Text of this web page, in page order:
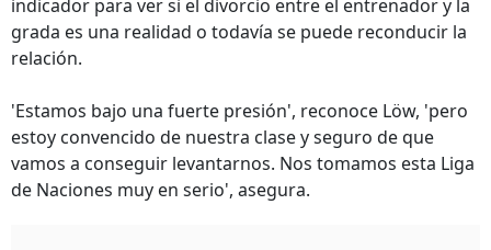
indicador para ver si el divorcio entre el entrenador y la
grada es una realidad o todavía se puede reconducir la
relación.
'Estamos bajo una fuerte presión', reconoce Löw, 'pero
estoy convencido de nuestra clase y seguro de que
vamos a conseguir levantarnos. Nos tomamos esta Liga
de Naciones muy en serio', asegura.